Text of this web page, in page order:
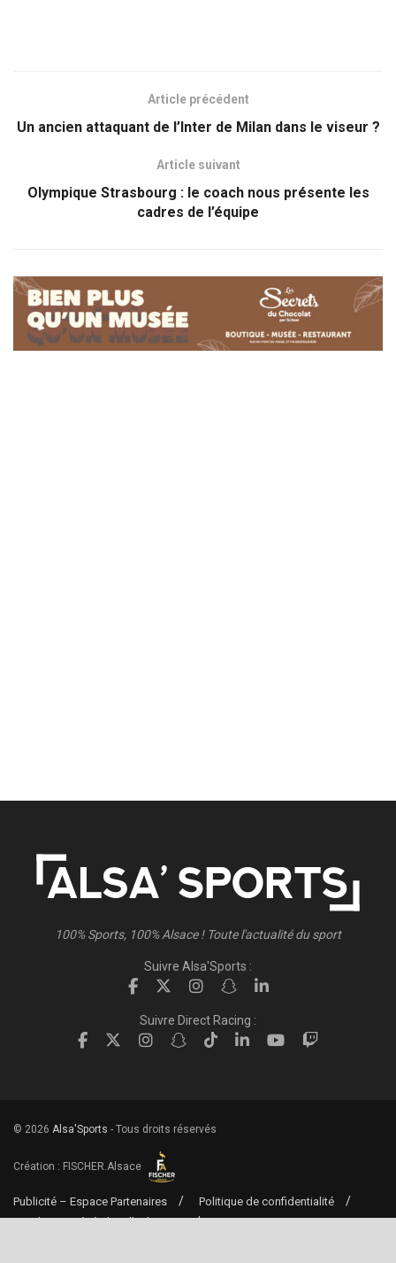
Article précédent
Un ancien attaquant de l’Inter de Milan dans le viseur ?
Article suivant
Olympique Strasbourg : le coach nous présente les
cadres de l’équipe
100% Sports, 100% Alsace ! Toute l'actualité du sport
Suivre Alsa'Sports :
Suivre Direct Racing :
© 2026 Alsa'Sports - Tous droits réservés
Création : FISCHER.Alsace
Publicité – Espace Partenaires
Politique de confidentialité
Conditions générales d’utilisation